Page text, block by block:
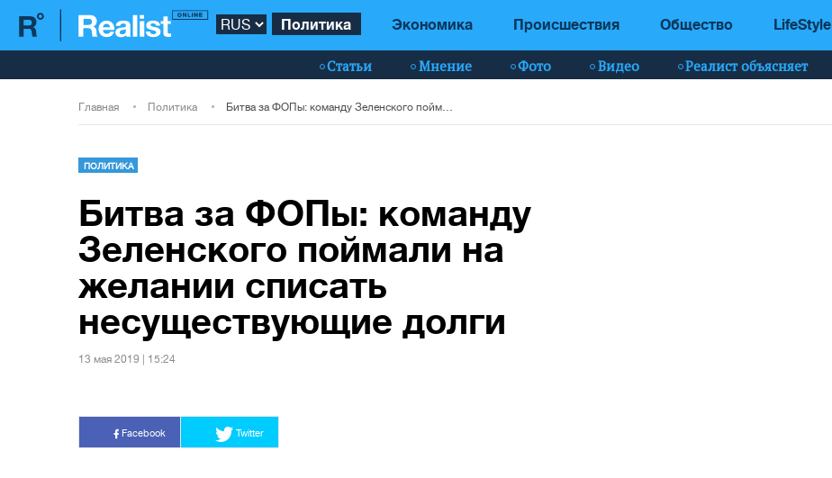
Политика Экономика Происшествия Общество LifeStyle
Статьи Мнение Фото Видео Реалист объясняет
Главная Политика
ПОЛИТИКА
Битва за ФОПы: команду
Зеленского поймали на
желании списать
несуществующие долги
13 мая 2019 | 15:24
Facebook Twitter